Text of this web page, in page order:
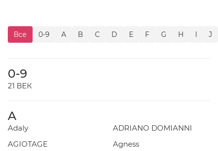
Все 0-9 A B C D E F G H I J
0-9
21 ВЕК
A
Adaly
ADRIANO DOMIANNI
AGIOTAGE
Agness